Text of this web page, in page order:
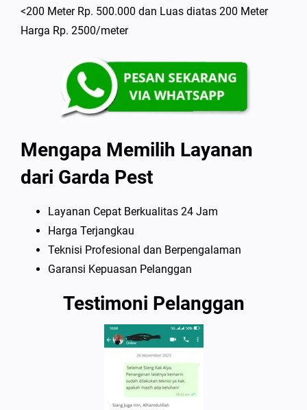
<200 Meter Rp. 500.000 dan Luas diatas 200 Meter
Harga Rp. 2500/meter
Mengapa Memilih Layanan
dari Garda Pest
Layanan Cepat Berkualitas 24 Jam
Harga Terjangkau
Teknisi Profesional dan Berpengalaman
Garansi Kepuasan Pelanggan
Testimoni Pelanggan